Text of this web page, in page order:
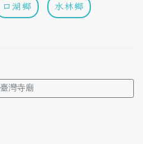
口湖鄉 水林鄉
灣寺廟